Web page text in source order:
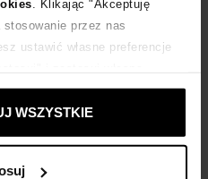
. Klikając "Akceptuję
przez nas
ustawić własne preferencje
WSZYSTKIE